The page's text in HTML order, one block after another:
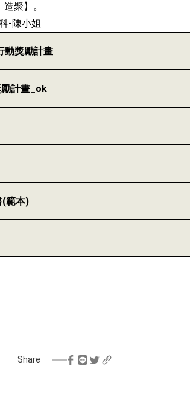
聚】。
-陳小姐
動獎勵計畫
計畫_ok
(範本)
Share